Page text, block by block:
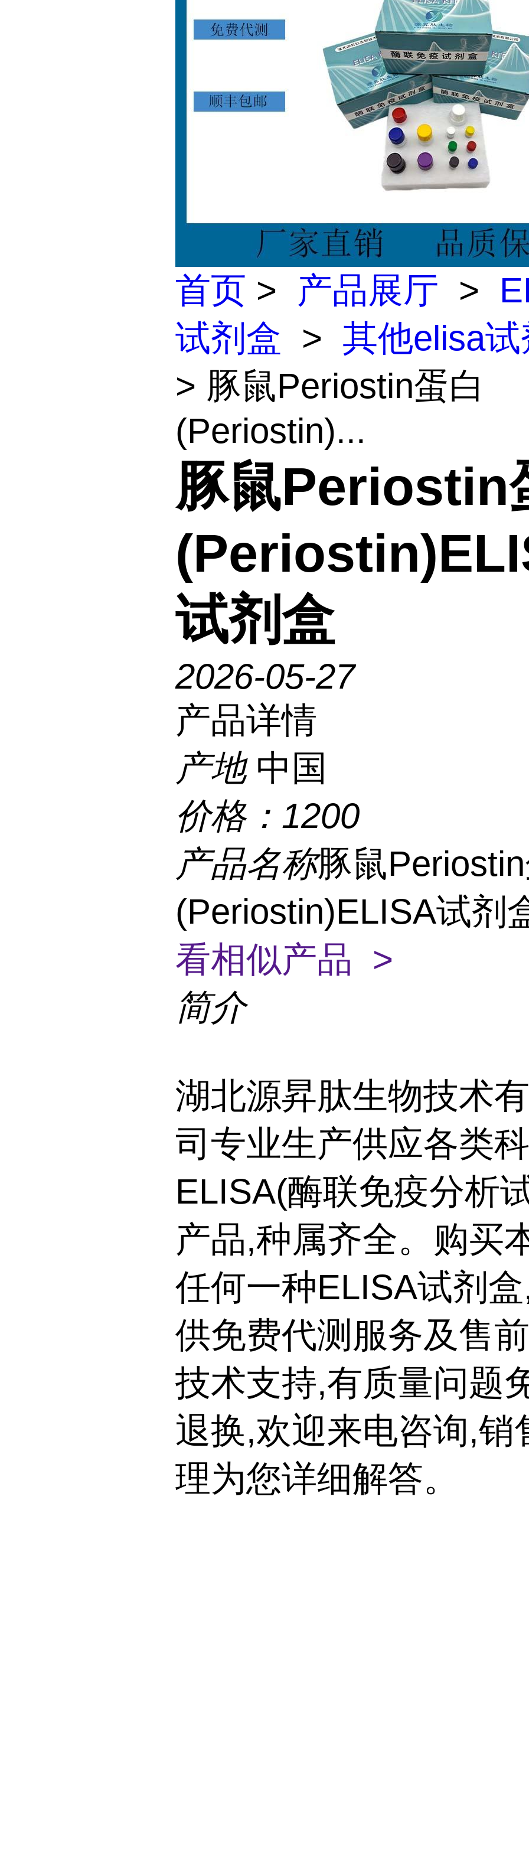
首页 > 产品展厅 >
试剂盒 > 其他elisa
> 豚鼠Periostin蛋白
(Periostin)...
豚鼠Periostin
试剂盒
2026-05-27
产品详情
产地 中国
价格： 1200
产品名称豚鼠
(Periostin)ELISA试剂
看相似产品 >
简介
湖北源昇肽生物技术
司专业生产供应各类
ELISA(酶联免疫分析
产品,种属齐全。购买
任何一种ELISA试剂
供免费代测服务及售
技术支持,有质量问题
退换,欢迎来电咨询,销
理为您详细解答。